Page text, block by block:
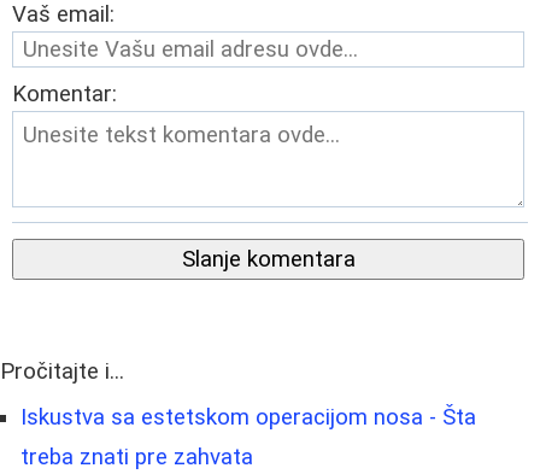
Vaš email:
Komentar:
Slanje komentara
Pročitajte i...
Iskustva sa estetskom operacijom nosa - Šta
treba znati pre zahvata